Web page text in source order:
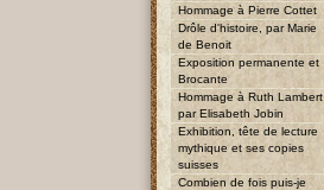
Hommage à Pierre Cottet
Drôle d'histoire, par Marie
de Benoit
Exposition permanente et
Brocante
Hommage à Ruth Lambert
par Elisabeth Jobin
Exhibition, tête de lecture
mythique et ses copies
suisses
Combien de fois puis-je